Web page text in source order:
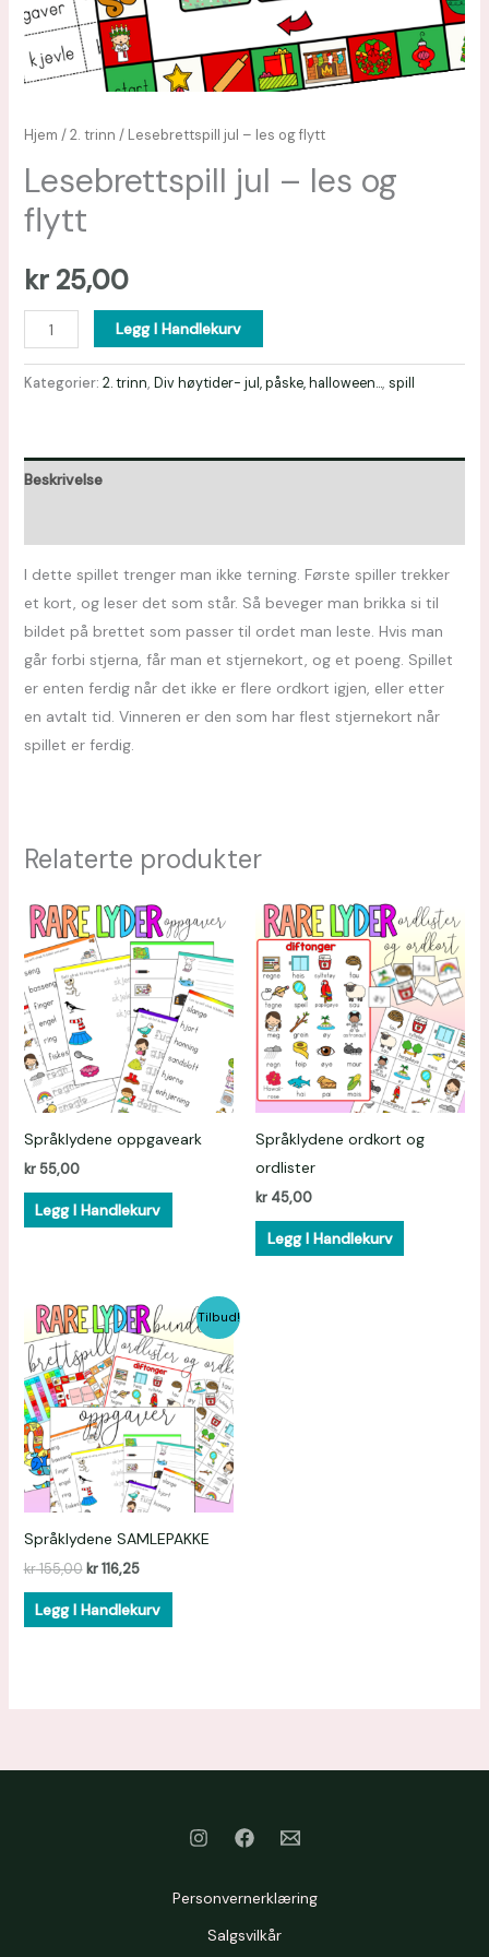
Hjem /2. trinn / Lesebrettspill jul – les og flytt
Lesebrettspill jul – les og
flytt
kr25,00
Legg I Handlekurv
Kategorier: 2. trinn, Div høytider- jul, påske, halloween..., spill
Beskrivelse
I dette spillet trenger man ikke terning. Første spiller trekker
et kort, og leser det som står. Så beveger man brikka si til
bildet på brettet som passer til ordet man leste. Hvis man
går forbi stjerna, får man et stjernekort, og et poeng. Spillet
er enten ferdig når det ikke er flere ordkort igjen, eller etter
en avtalt tid. Vinneren er den som har flest stjernekort når
spillet er ferdig.
Relaterte produkter
Språklydene oppgaveark
kr55,00
Legg I Handlekurv
Språklydene ordkort og
ordlister
kr 45,00
Legg I Handlekurv
Tilbud!
Språklydene SAMLEPAKKE
kr155,00
Opprinnelig
pris
var:
kr 155,00.
kr116,25
Nåværende
pris
er:
kr 116,25.
Legg I Handlekurv
Personvernerklæring
Salgsvilkår